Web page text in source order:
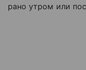
рано утром или